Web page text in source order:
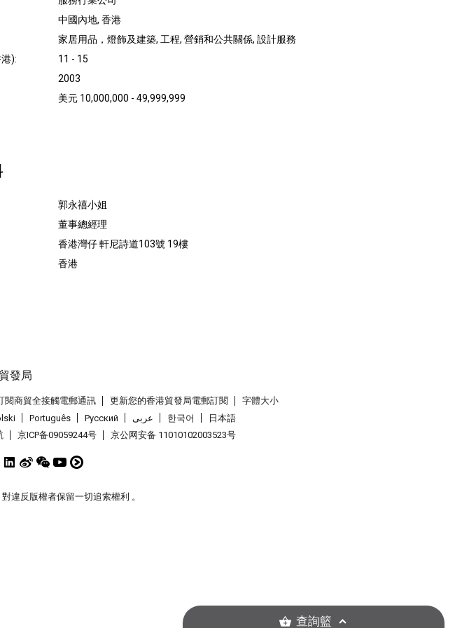
中國內地, 香港
家居用品，燈飾及建築, 工程, 營銷和公共關係, 設計服務
港):
11 - 15
2003
美元 10,000,000 - 49,999,999
郭永禧小姐
董事總經理
香港灣仔 軒尼詩道103號 19樓
香港
閱商貿全接觸電郵通訊 更新您的香港貿發局電郵訂閱
字體大小
Português Pусский عربى 한국어
日本語
京ICP备09059244号 京公网安备 11010102003523号
違反版權者保留一切追索權利 。
查詢籃